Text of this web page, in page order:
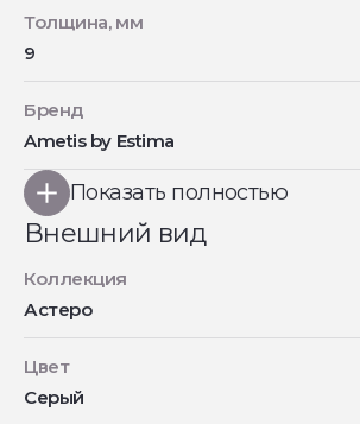
Толщина, мм
9
Бренд
Ametis by Estima
Показать полностью
Внешний вид
Коллекция
Астеро
Цвет
Серый